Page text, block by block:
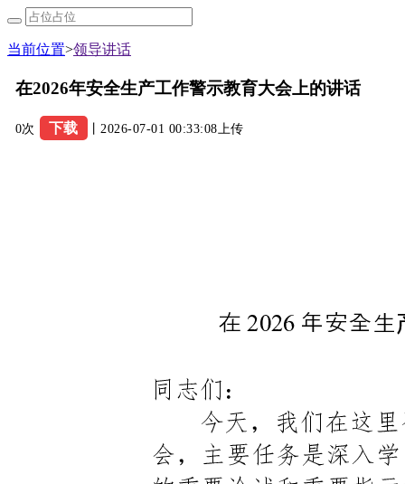
当前位置>领导讲话
在2026年安全生产工作警示教育大会上的讲话
0次 下载 丨2026-07-01 00:33:08上传